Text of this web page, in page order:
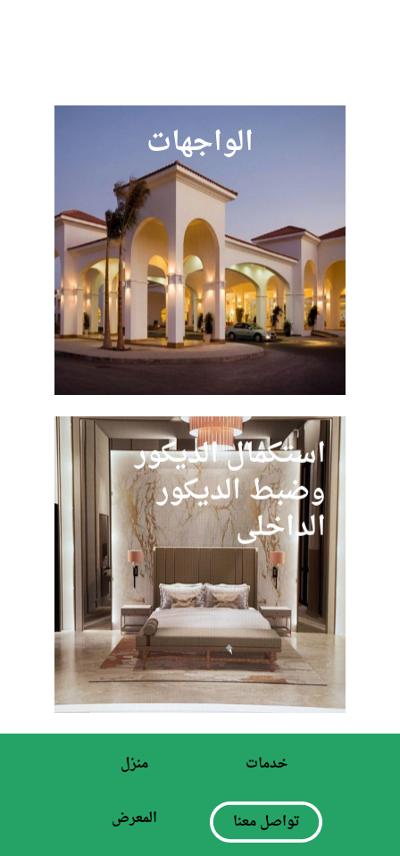
الواجهات
استكمال الديكور
وضبط الديكور
الداخلي
منزل خدمات
المعرض تواصل معنا